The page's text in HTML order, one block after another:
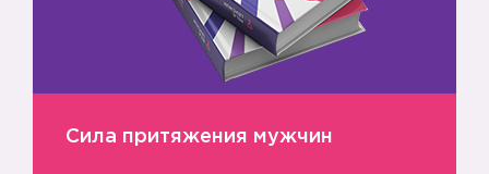
Сила притяжения мужчин